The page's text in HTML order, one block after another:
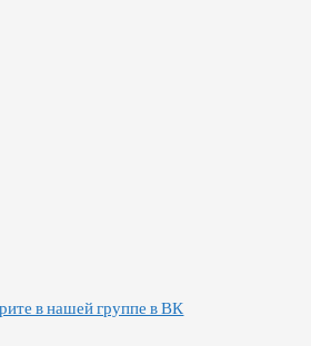
в нашей группе в ВК